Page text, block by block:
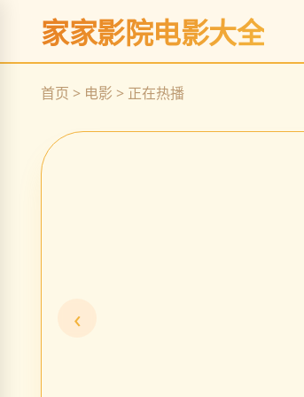
家家影院电影大全
首页 > 电影 > 正在热播
立
即
看
‹